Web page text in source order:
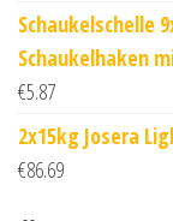
Schaukelschelle
Schaukelhaken
€5.87
2x15kg Josera
€86.69